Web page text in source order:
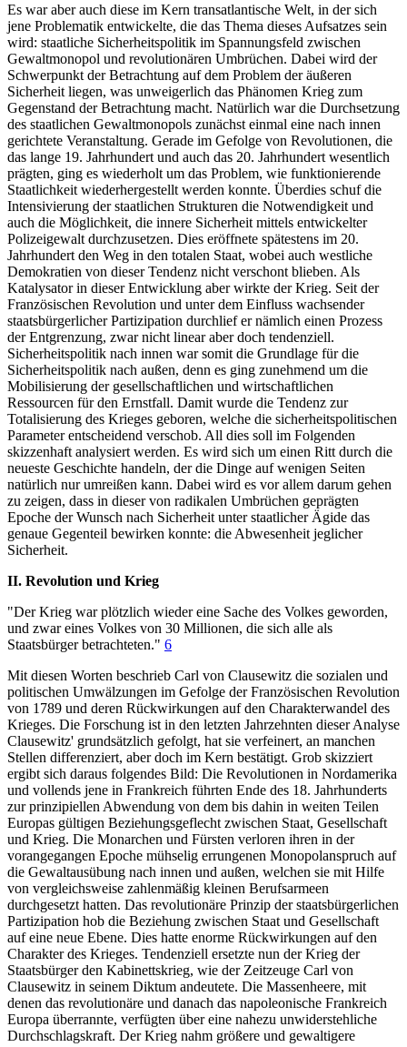
Es war aber auch diese im Kern transatlantische Welt, in der sich
jene Problematik entwickelte, die das Thema dieses Aufsatzes sein
wird: staatliche Sicherheitspolitik im Spannungsfeld zwischen
Gewaltmonopol und revolutionären Umbrüchen. Dabei wird der
Schwerpunkt der Betrachtung auf dem Problem der äußeren
Sicherheit liegen, was unweigerlich das Phänomen Krieg zum
Gegenstand der Betrachtung macht. Natürlich war die Durchsetzung
des staatlichen Gewaltmonopols zunächst einmal eine nach innen
gerichtete Veranstaltung. Gerade im Gefolge von Revolutionen, die
das lange 19. Jahrhundert und auch das 20. Jahrhundert wesentlich
prägten, ging es wiederholt um das Problem, wie funktionierende
Staatlichkeit wiederhergestellt werden konnte. Überdies schuf die
Intensivierung der staatlichen Strukturen die Notwendigkeit und
auch die Möglichkeit, die innere Sicherheit mittels entwickelter
Polizeigewalt durchzusetzen. Dies eröffnete spätestens im 20.
Jahrhundert den Weg in den totalen Staat, wobei auch westliche
Demokratien von dieser Tendenz nicht verschont blieben. Als
Katalysator in dieser Entwicklung aber wirkte der Krieg. Seit der
Französischen Revolution und unter dem Einfluss wachsender
staatsbürgerlicher Partizipation durchlief er nämlich einen Prozess
der Entgrenzung, zwar nicht linear aber doch tendenziell.
Sicherheitspolitik nach innen war somit die Grundlage für die
Sicherheitspolitik nach außen, denn es ging zunehmend um die
Mobilisierung der gesellschaftlichen und wirtschaftlichen
Ressourcen für den Ernstfall. Damit wurde die Tendenz zur
Totalisierung des Krieges geboren, welche die sicherheitspolitischen
Parameter entscheidend verschob. All dies soll im Folgenden
skizzenhaft analysiert werden. Es wird sich um einen Ritt durch die
neueste Geschichte handeln, der die Dinge auf wenigen Seiten
natürlich nur umreißen kann. Dabei wird es vor allem darum gehen
zu zeigen, dass in dieser von radikalen Umbrüchen geprägten
Epoche der Wunsch nach Sicherheit unter staatlicher Ägide das
genaue Gegenteil bewirken konnte: die Abwesenheit jeglicher
Sicherheit.
II. Revolution und Krieg
"Der Krieg war plötzlich wieder eine Sache des Volkes geworden,
und zwar eines Volkes von 30 Millionen, die sich alle als
Staatsbürger betrachteten." 6
Mit diesen Worten beschrieb Carl von Clausewitz die sozialen und
politischen Umwälzungen im Gefolge der Französischen Revolution
von 1789 und deren Rückwirkungen auf den Charakterwandel des
Krieges. Die Forschung ist in den letzten Jahrzehnten dieser Analyse
Clausewitz' grundsätzlich gefolgt, hat sie verfeinert, an manchen
Stellen differenziert, aber doch im Kern bestätigt. Grob skizziert
ergibt sich daraus folgendes Bild: Die Revolutionen in Nordamerika
und vollends jene in Frankreich führten Ende des 18. Jahrhunderts
zur prinzipiellen Abwendung von dem bis dahin in weiten Teilen
Europas gültigen Beziehungsgeflecht zwischen Staat, Gesellschaft
und Krieg. Die Monarchen und Fürsten verloren ihren in der
vorangegangen Epoche mühselig errungenen Monopolanspruch auf
die Gewaltausübung nach innen und außen, welchen sie mit Hilfe
von vergleichsweise zahlenmäßig kleinen Berufsarmeen
durchgesetzt hatten. Das revolutionäre Prinzip der staatsbürgerlichen
Partizipation hob die Beziehung zwischen Staat und Gesellschaft
auf eine neue Ebene. Dies hatte enorme Rückwirkungen auf den
Charakter des Krieges. Tendenziell ersetzte nun der Krieg der
Staatsbürger den Kabinettskrieg, wie der Zeitzeuge Carl von
Clausewitz in seinem Diktum andeutete. Die Massenheere, mit
denen das revolutionäre und danach das napoleonische Frankreich
Europa überrannte, verfügten über eine nahezu unwiderstehliche
Durchschlagskraft. Der Krieg nahm größere und gewaltigere